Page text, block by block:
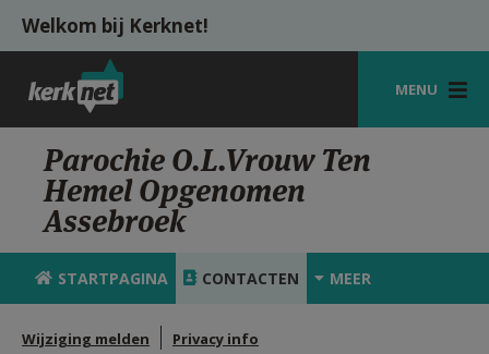
Overslaan en naar de inhoud gaan
Welkom bij Kerknet!
MENU
STARTPAGINA
KERK
SHOP
ZOEKEN
Parochie O.L.Vrouw Ten
Hemel Opgenomen
Assebroek
STARTPAGINA CONTACTEN MEER
Wijziging melden Privacy info